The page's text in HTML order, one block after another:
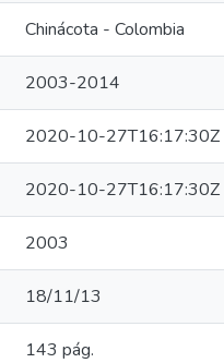
Chinácota - Colombia
2003-2014
2020-10-27T16:17:30Z
2020-10-27T16:17:30Z
2003
18/11/13
143 pág.